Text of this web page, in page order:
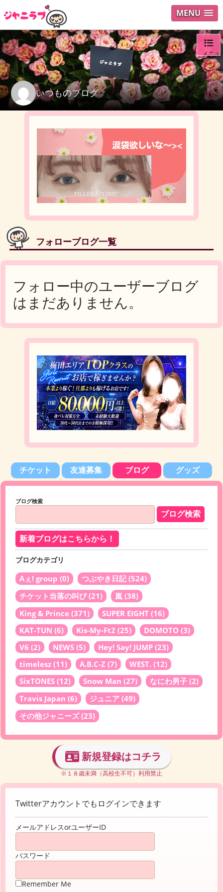
MENU
いつものブログ
メニュ
ログイ
フォローブログ一覧
フォロー中のユーザーブログ
はまだありません。
チケット 友達募集 ブログ グッズ
ブログ検索
新着ブログはこちらから！
ブログカテゴリ
Aぇ! group (0) つぶやき日記(524)
チケット当落の叫び(21) 嵐 (38)
King & Prince (371) SUPER EIGHT (16)
KAT-TUN (6) Kis-My-Ft2 (25) DOMOTO (3)
V6 (2) NEWS (5) Hey! Say! JUMP (23)
timelesz (11) A.B.C-Z (7) WEST. (12)
SixTONES (12) Snow Man (27) なにわ男子 (2)
Travis Japan (6) ジュニア (49)
その他ジャニーズ(23)
新規登録はコチラ
※１８歳未満（高校生不可）利用禁止
Twitterアカウントでもログインできます
メールアドレスorユーザーID
パスワード
Remember Me